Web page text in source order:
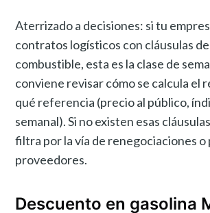
Aterrizado a decisiones: si tu
contratos logísticos con cláusulas
combustible, esta es la clase de
conviene revisar cómo se calcula el
qué referencia (precio al público,
semanal). Si no existen esas
filtra por la vía de renegociaciones o
proveedores.
Descuento en gasolina